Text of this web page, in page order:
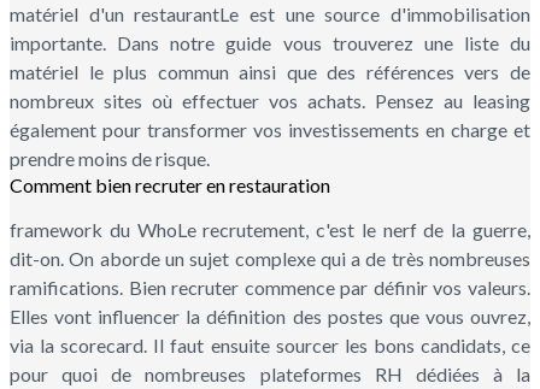
matériel d'un restaurantLe est une source d'immobilisation
importante. Dans notre guide vous trouverez une liste du
matériel le plus commun ainsi que des références vers de
nombreux sites où effectuer vos achats. Pensez au leasing
également pour transformer vos investissements en charge et
prendre moins de risque.
Comment bien recruter en restauration
framework du WhoLe recrutement, c'est le nerf de la guerre,
dit-on. On aborde un sujet complexe qui a de très nombreuses
ramifications. Bien recruter commence par définir vos valeurs.
Elles vont influencer la définition des postes que vous ouvrez,
via la scorecard. Il faut ensuite sourcer les bons candidats, ce
pour quoi de nombreuses plateformes RH dédiées à la